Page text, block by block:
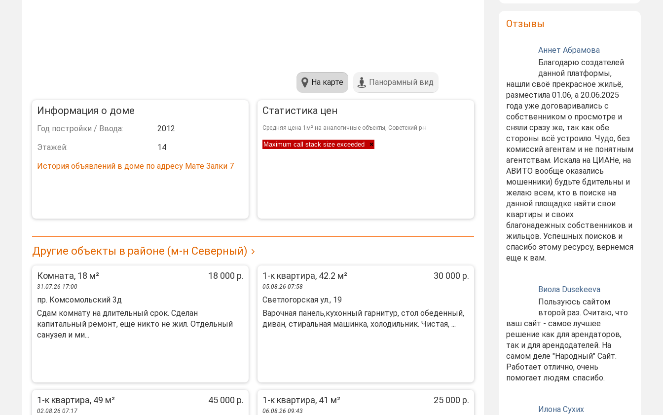
На карте Панорамный вид
Информация о доме
Год постройки / Ввода:
2012
Этажей:
14
История объявлений в доме по адресу Мате Залки 7
Статистика цен
Средняя цена 1м² на аналогичные объекты, Советский р-н
Maximum call stack size exceeded ×
Другие объекты в районе (м-н Северный)
Комната, 18 м² 18 000 р.
31.07.26 17:00
пр. Комсомольский 3д
Сдам комнату на длительный срок. Сделан
капитальный ремонт, еще никто не жил. Отдельный
санузел и ми...
1-к квартира, 42.2 м² 30 000 р.
05.08.26 07:58
Светлогорская ул., 19
Варочная панель,кухонный гарнитур, стол обеденный,
диван, стиральная машинка, холодильник. Чистая, ...
1-к квартира, 49 м² 45 000 р.
02.08.26 07:17
1-к квартира, 41 м² 25 000 р.
06.08.26 09:43
Отзывы
Аннет Абрамова
Благодарю создателей
данной платформы,
нашли своё прекрасное жильё,
разместила 01.06, а 20.06.2025
года уже договаривались с
собственником о просмотре и
сняли сразу же, так как обе
стороны всё устроило. Чудо, без
комиссий агентам и не понятным
агентствам. Искала на ЦИАНе, на
АВИТО вообще оказались
мошенники) будьте бдительны и
желаю всем, кто в поиске на
данной площадке найти свои
квартиры и своих
благонадежных собственников и
жильцов. Успешных поисков и
спасибо этому ресурсу, вернемся
еще к вам.
Виола Dusekeeva
Пользуюсь сайтом
второй раз. Считаю, что
ваш сайт - самое лучшее
решение как для арендаторов,
так и для арендодателей. На
самом деле "Народный" Сайт.
Работает отлично, очень
помогает людям. спасибо.
Илона Сухих